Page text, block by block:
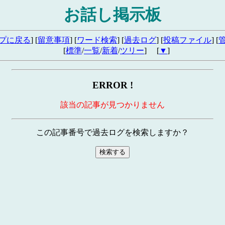
お話し掲示板
に戻る] [留意事項] [ワード検索] [過去ログ] [投稿ファイル] [
[標準/一覧/新着/ツリー] [▼]
ERROR !
該当の記事が見つかりません
この記事番号で過去ログを検索しますか？